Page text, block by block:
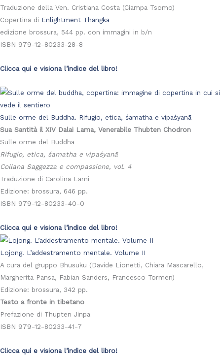
Traduzione della Ven. Cristiana Costa (Ciampa Tsomo)
Copertina di Enlightment Thangka
edizione brossura, 544 pp. con immagini in b/n
ISBN 979-12-80233-28-8
Clicca qui e visiona l’indice del libro!
Sulle orme del Buddha. Rifugio, etica, śamatha e vipaśyanā
Sua Santità il XIV Dalai Lama, Venerabile Thubten Chodron
Sulle orme del Buddha
Rifugio, etica, śamatha e vipaśyanā
Collana Saggezza e compassione, vol. 4
Traduzione di Carolina Lami
Edizione: brossura, 646 pp.
ISBN 979-12-80233-40-0
Clicca qui e visiona l’indice del libro!
Lojong. L’addestramento mentale. Volume II
A cura del gruppo Bhusuku (Davide Lionetti, Chiara Mascarello,
Margherita Pansa, Fabian Sanders, Francesco Tormen)
Edizione: brossura, 342 pp.
Testo a fronte in tibetano
Prefazione di Thupten Jinpa
ISBN 979-12-80233-41-7
Clicca qui e visiona l’indice del libro!